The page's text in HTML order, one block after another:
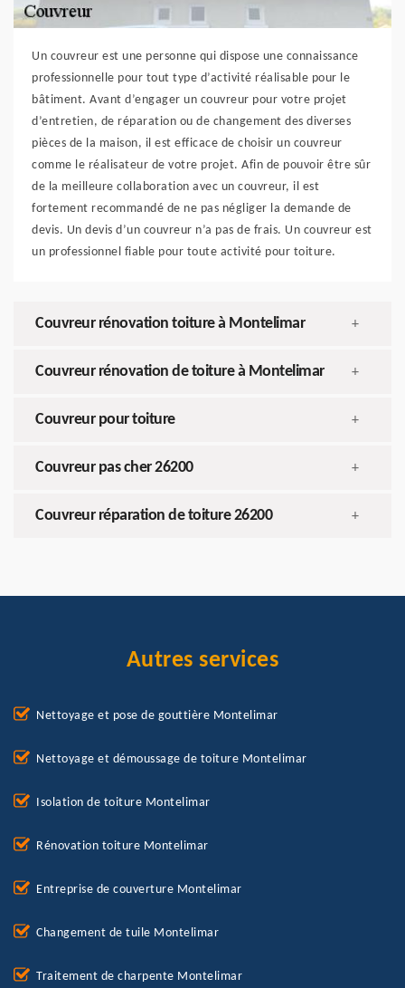
Un couvreur est une personne qui dispose une connaissance
professionnelle pour tout type d’activité réalisable pour le
bâtiment. Avant d’engager un couvreur pour votre projet
d’entretien, de réparation ou de changement des diverses
pièces de la maison, il est efficace de choisir un couvreur
comme le réalisateur de votre projet. Afin de pouvoir être sûr
de la meilleure collaboration avec un couvreur, il est
fortement recommandé de ne pas négliger la demande de
devis. Un devis d’un couvreur n’a pas de frais. Un couvreur est
un professionnel fiable pour toute activité pour toiture.
Couvreur rénovation toiture à Montelimar +
Couvreur rénovation de toiture à Montelimar +
Couvreur pour toiture +
Couvreur pas cher 26200 +
Couvreur réparation de toiture 26200 +
Autres services
Nettoyage et pose de gouttière Montelimar
Nettoyage et démoussage de toiture Montelimar
Isolation de toiture Montelimar
Rénovation toiture Montelimar
Entreprise de couverture Montelimar
Changement de tuile Montelimar
Traitement de charpente Montelimar